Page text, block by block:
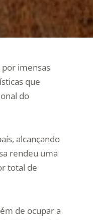
imensas
que
do
alcançando
rendeu uma
total de
de ocupar a